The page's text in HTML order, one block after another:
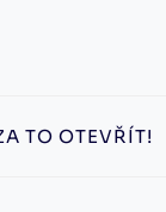
TO OTEVŘÍT!